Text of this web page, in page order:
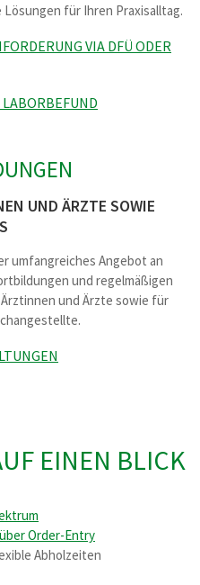
für Ihren Praxisalltag.
VIA DFÜ ODER
UND ÄRZTE SOWIE
umfangreiches Angebot an
und regelmäßigen
und Ärzte sowie für
EINEN BLICK
Order-Entry
Abholzeiten